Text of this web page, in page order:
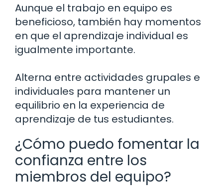
Aunque el trabajo en equipo es
beneficioso, también hay momentos
en que el aprendizaje individual es
igualmente importante.
Alterna entre actividades grupales e
individuales para mantener un
equilibrio en la experiencia de
aprendizaje de tus estudiantes.
¿Cómo puedo fomentar la
confianza entre los
miembros del equipo?